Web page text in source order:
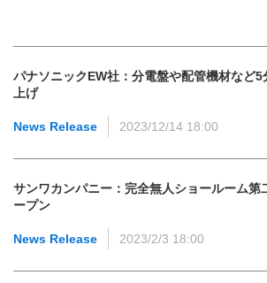
パナソニックEW社：分電盤や配管機材など
上げ
News Release 2023/12/14 18:00
サンワカンパニー：完全無人ショールーム第
ープン
News Release 2023/2/3 18:00